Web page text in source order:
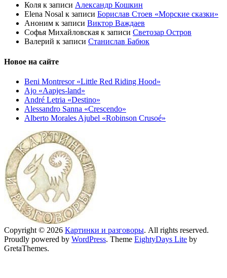
Коля к записи Александр Кошкин
Elena Nosal к записи Борислав Стоев «Морские сказки»
Аноним к записи Виктор Важдаев
Софья Михайловская к записи Светозар Остров
Валерий к записи Станислав Бабюк
Новое на сайте
Beni Montresor «Little Red Riding Hood»
Ajo «Aapjes-land»
André Letria «Destino»
Alessandro Sanna «Crescendo»
Alberto Morales Ajubel «Robinson Crusoé»
Copyright © 2026 Картинки и разговоры. All rights reserved.
Proudly powered by WordPress. Theme EightyDays Lite by
GretaThemes.